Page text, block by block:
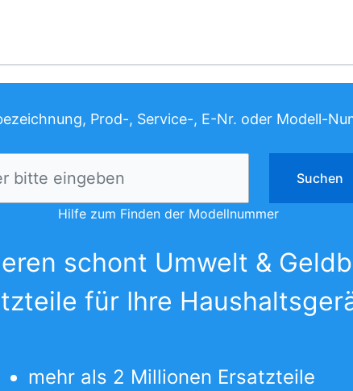
Prod-, Service-, E-Nr. oder Modell-
Hilfe zum Finden der Modellnummer
schont Umwelt &
für Ihre
mehr als 2 Millionen Ersatzteile